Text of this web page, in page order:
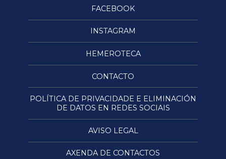
FACEBOOK
INSTAGRAM
HEMEROTECA
CONTACTO
POLÍTICA DE PRIVACIDADE E ELIMINACIÓN
DE DATOS EN REDES SOCIAIS
AVISO LEGAL
AXENDA DE CONTACTOS